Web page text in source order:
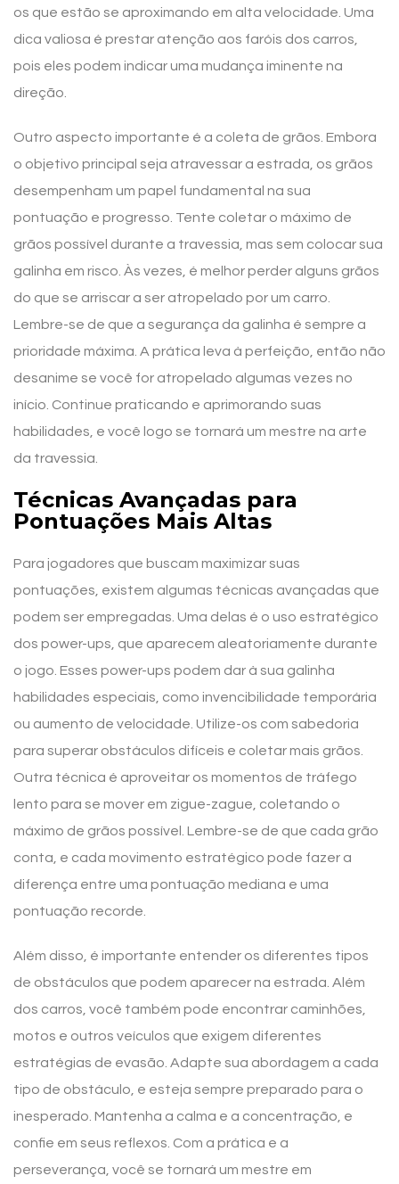
os que estão se aproximando em alta velocidade. Uma
dica valiosa é prestar atenção aos faróis dos carros,
pois eles podem indicar uma mudança iminente na
direção.
Outro aspecto importante é a coleta de grãos. Embora
o objetivo principal seja atravessar a estrada, os grãos
desempenham um papel fundamental na sua
pontuação e progresso. Tente coletar o máximo de
grãos possível durante a travessia, mas sem colocar sua
galinha em risco. Às vezes, é melhor perder alguns grãos
do que se arriscar a ser atropelado por um carro.
Lembre-se de que a segurança da galinha é sempre a
prioridade máxima. A prática leva à perfeição, então não
desanime se você for atropelado algumas vezes no
início. Continue praticando e aprimorando suas
habilidades, e você logo se tornará um mestre na arte
da travessia.
Técnicas Avançadas para
Pontuações Mais Altas
Para jogadores que buscam maximizar suas
pontuações, existem algumas técnicas avançadas que
podem ser empregadas. Uma delas é o uso estratégico
dos power-ups, que aparecem aleatoriamente durante
o jogo. Esses power-ups podem dar à sua galinha
habilidades especiais, como invencibilidade temporária
ou aumento de velocidade. Utilize-os com sabedoria
para superar obstáculos difíceis e coletar mais grãos.
Outra técnica é aproveitar os momentos de tráfego
lento para se mover em zigue-zague, coletando o
máximo de grãos possível. Lembre-se de que cada grão
conta, e cada movimento estratégico pode fazer a
diferença entre uma pontuação mediana e uma
pontuação recorde.
Além disso, é importante entender os diferentes tipos
de obstáculos que podem aparecer na estrada. Além
dos carros, você também pode encontrar caminhões,
motos e outros veículos que exigem diferentes
estratégias de evasão. Adapte sua abordagem a cada
tipo de obstáculo, e esteja sempre preparado para o
inesperado. Mantenha a calma e a concentração, e
confie em seus reflexos. Com a prática e a
perseverança, você se tornará um mestre em